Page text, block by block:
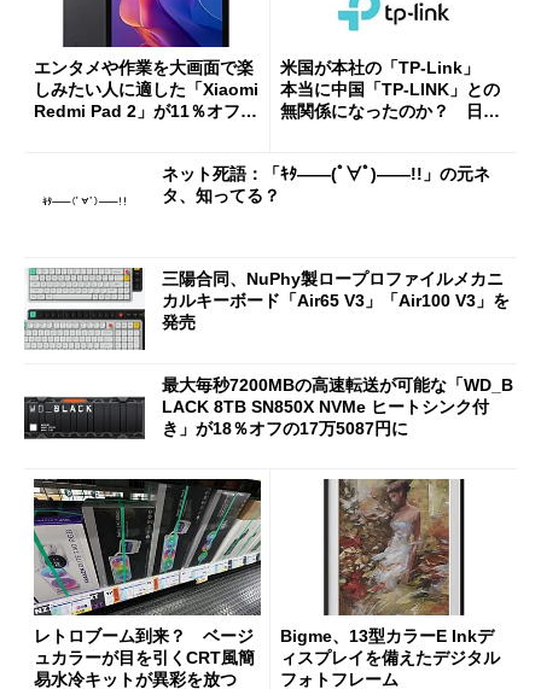
エンタメや作業を大画面で楽
しみたい人に適した「Xiaomi
Redmi Pad 2」が11％オフの
米国が本社の「TP-Link」
本当に中国「TP-LINK」との
無関係になったのか？ 日本
ネット死語：「ｷﾀ――(ﾟ∀ﾟ)――!!」の元ネ
タ、知ってる？
三陽合同、NuPhy製ロープロファイルメカニ
カルキーボード「Air65 V3」「Air100 V3」を
発売
最大毎秒7200MBの高速転送が可能な「WD_B
LACK 8TB SN850X NVMe ヒートシンク付
き」が18％オフの17万5087円に
レトロブーム到来？ ベージ
ュカラーが目を引くCRT風簡
易水冷キットが異彩を放つ
Bigme、13型カラーE Inkデ
ィスプレイを備えたデジタル
フォトフレーム